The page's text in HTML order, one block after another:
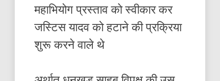
महाभियोग प्रस्ताव को स्वीकार कर
जस्टिस यादव को हटाने की प्रक्रिया
शुरू करने वाले थे